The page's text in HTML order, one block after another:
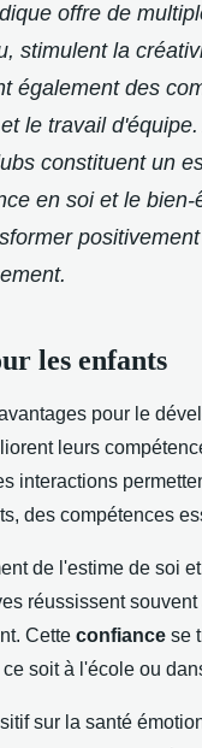
offre de
stimulent la
également des
le travail
constituent un
en soi et le
les enfants
pour le
leurs
interactions
des compétences
de l'estime de soi
réussissent
Cette confiance se
soit à l'école ou
sur la santé